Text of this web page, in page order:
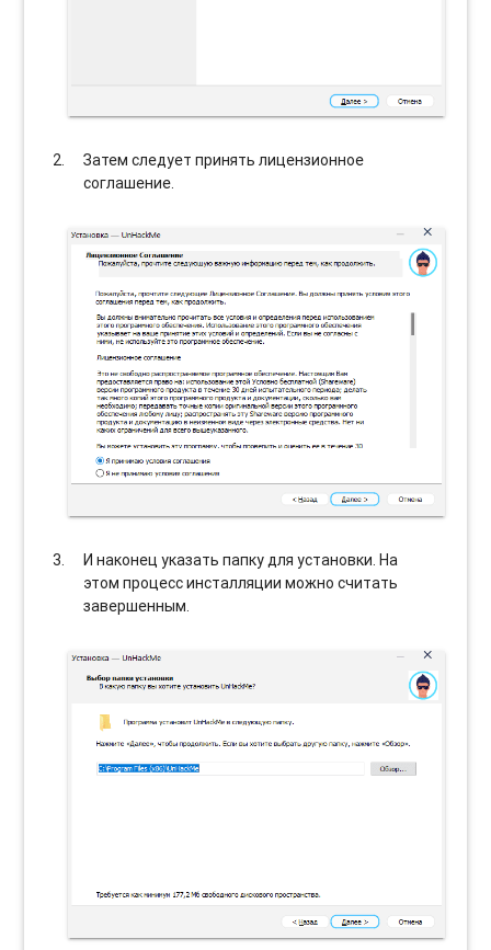
Затем следует принять лицензионное
соглашение.
И наконец указать папку для установки. На
этом процесс инсталляции можно считать
завершенным.